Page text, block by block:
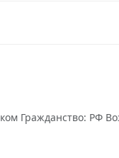
Гражданство: РФ